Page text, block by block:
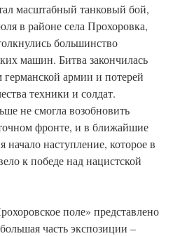
масштабный танковый бой,
в районе села Прохоровка,
большинство
машин. Битва закончилась
армии и потерей
техники и солдат.
не смогла возобновить
фронте, и в ближайшие
начало наступление, которое в
к победе над нацистской
поле» представлено
часть экспозиции –